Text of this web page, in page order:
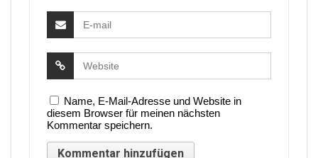
Name, E-Mail-Adresse und Website in
diesem Browser für meinen nächsten
Kommentar speichern.